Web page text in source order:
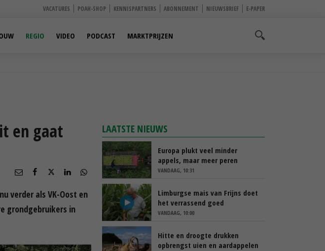
VACATURES POAH-SHOP KENNISPARTNERS ABONNEMENT NIEUWSBRIEF E-PAPER
REGIO VIDEO PODCAST MARKTPRIJZEN
en gaat
verder als VK-Oost en
grondgebruikers in
LAATSTE NIEUWS
Europa plukt veel minder
appels, maar meer peren
VANDAAG, 10:31
Limburgse mais van Frijns doet
het verrassend goed
VANDAAG, 10:00
Hitte en droogte drukken
opbrengst uien en aardappelen